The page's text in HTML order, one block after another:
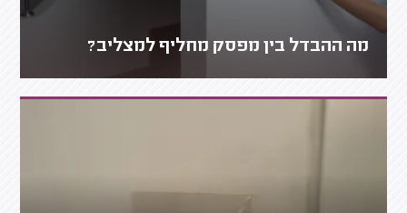
מה ההבדל בין מפסק מחליף למצליב?